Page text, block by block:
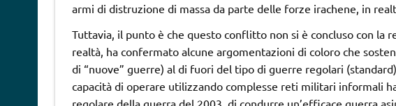
armi di distruzione di massa da parte delle forze irachene, in
Tuttavia, il punto è che questo conflitto non si è concluso con la
realtà, ha confermato alcune argomentazioni di coloro che
di “nuove” guerre) al di fuori del tipo di guerre regolari
capacità di operare utilizzando complesse reti militari informali
regolare della guerra del 2003, di condurre un’efficace guerra